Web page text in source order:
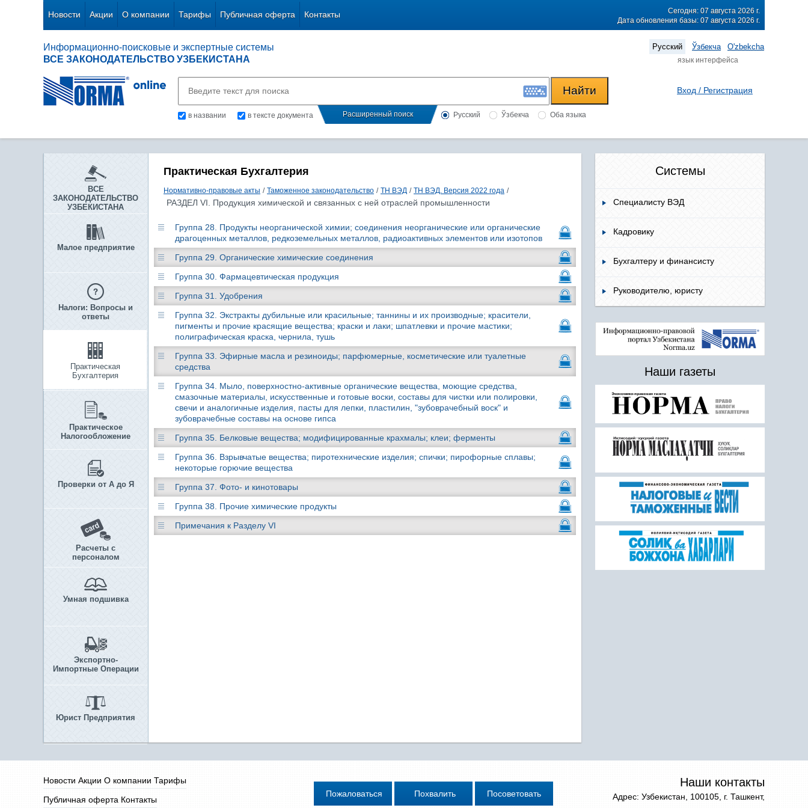
Новости Акции О компании Тарифы Публичная оферта Контакты
Сегодня: 07 августа 2026 г.
Дата обновления базы: 07 августа 2026 г.
Информационно-поисковые и экспертные системы
ВСЕ ЗАКОНОДАТЕЛЬСТВО УЗБЕКИСТАНА
Русский Ўзбекча O'zbekcha
язык интерфейса
в названии в тексте документа Расширенный поиск Русский Ўзбекча Оба языка
Вход / Регистрация
ВСЕ
ЗАКОНОДАТЕЛЬСТВО
УЗБЕКИСТАНА
Малое предприятие
Налоги: Вопросы и
ответы
Практическая
Бухгалтерия
Практическое
Налогообложение
Проверки от А до Я
Расчеты с
персоналом
Умная подшивка
Экспортно-
Импортные Операции
Юрист Предприятия
Практическая Бухгалтерия
Нормативно-правовые акты / Таможенное законодательство / ТН ВЭД / ТН ВЭД. Версия 2022 года /
РАЗДЕЛ VI. Продукция химической и связанных с ней отраслей промышленности
Группа 28. Продукты неорганической химии; соединения неорганические или органические
драгоценных металлов, редкоземельных металлов, радиоактивных элементов или изотопов
Группа 29. Органические химические соединения
Группа 30. Фармацевтическая продукция
Группа 31. Удобрения
Группа 32. Экстракты дубильные или красильные; таннины и их производные; красители,
пигменты и прочие красящие вещества; краски и лаки; шпатлевки и прочие мастики;
полиграфическая краска, чернила, тушь
Группа 33. Эфирные масла и резиноиды; парфюмерные, косметические или туалетные
средства
Группа 34. Мыло, поверхностно-активные органические вещества, моющие средства,
смазочные материалы, искусственные и готовые воски, составы для чистки или полировки,
свечи и аналогичные изделия, пасты для лепки, пластилин, "зубоврачебный воск" и
зубоврачебные составы на основе гипса
Группа 35. Белковые вещества; модифицированные крахмалы; клеи; ферменты
Группа 36. Взрывчатые вещества; пиротехнические изделия; спички; пирофорные сплавы;
некоторые горючие вещества
Группа 37. Фото- и кинотовары
Группа 38. Прочие химические продукты
Примечания к Разделу VI
Системы
Специалисту ВЭД
Кадровику
Бухгалтеру и финансисту
Руководителю, юристу
Наши газеты
Новости Акции О компании Тарифы
Публичная оферта Контакты
Наши контакты
Адрес: Узбекистан, 100105, г. Ташкент,